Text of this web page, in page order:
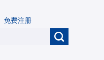
免费注册